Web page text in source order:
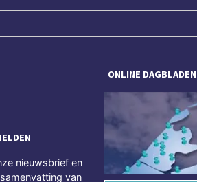
nieuwsbrief en
van
ONLINE DAGBLADEN